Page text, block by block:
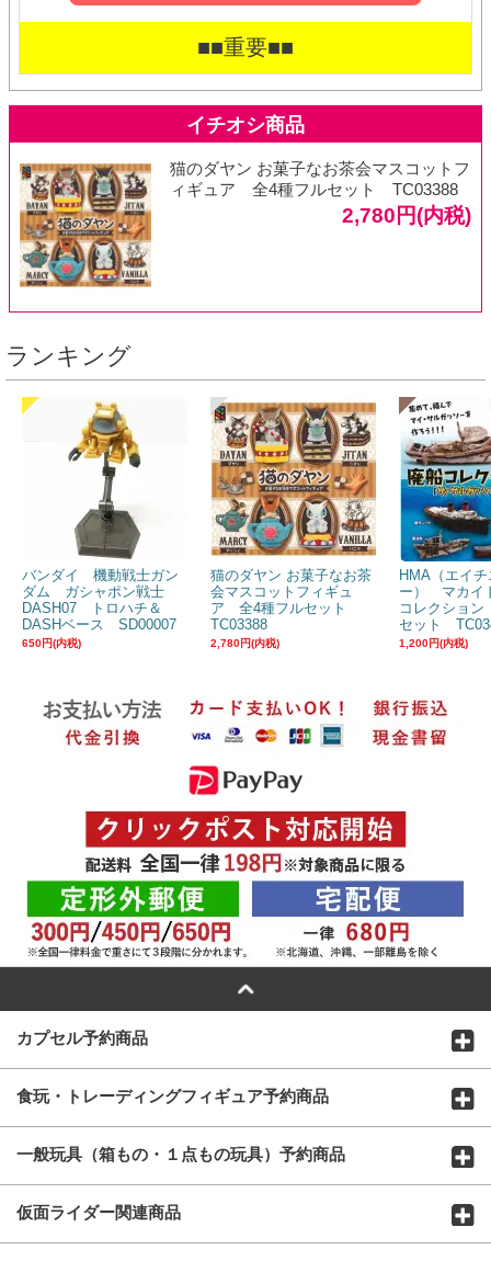
■■重要■■
猫のダヤン お菓子なお茶会マスコットフ
ィギュア 全4種フルセット TC03388
2,780円(内税)
ランキング
バンダイ 機動戦士ガン
ダム ガシャポン戦士
DASH07 トロハチ＆
DASHベース SD00007
650円(内税)
猫のダヤン お菓子なお茶
会マスコットフィギュ
ア 全4種フルセット
TC03388
2,780円(内税)
HMA（エイ
ー） マカイ
コレクショ
セット
1,200円(内税)
カプセル予約商品
食玩・トレーディングフィギュア予約商品
一般玩具（箱もの・１点もの玩具）予約商品
仮面ライダー関連商品